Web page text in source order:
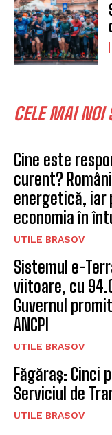
CELE MAI NOI
Cine este
curent?
energetică, iar
economia în
UTILE BRASOV
Sistemul e-
viitoare, cu
Guvernul
ANCPI
UTILE BRASOV
Făgăraș: Cinci
Serviciul de
UTILE BRASOV